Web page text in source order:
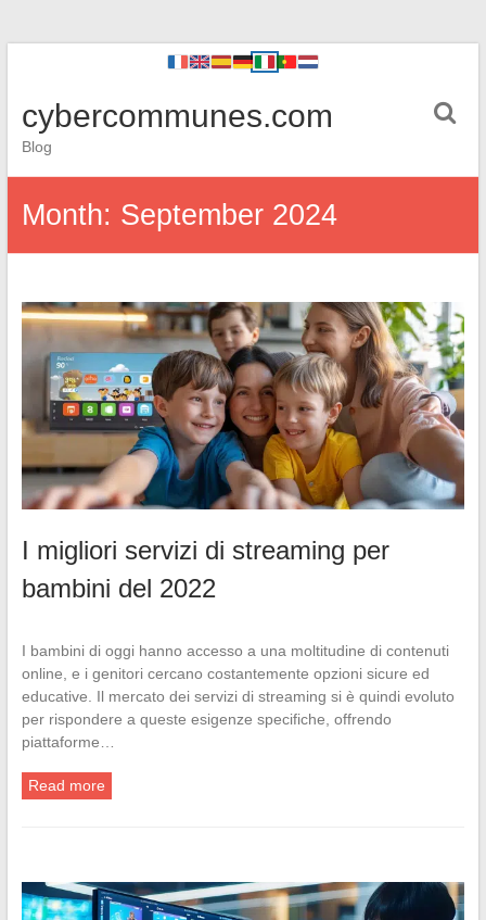
cybercommunes.com
Blog
Month: September 2024
I migliori servizi di streaming per
bambini del 2022
I bambini di oggi hanno accesso a una moltitudine di contenuti
online, e i genitori cercano costantemente opzioni sicure ed
educative. Il mercato dei servizi di streaming si è quindi evoluto
per rispondere a queste esigenze specifiche, offrendo
piattaforme…
Read more